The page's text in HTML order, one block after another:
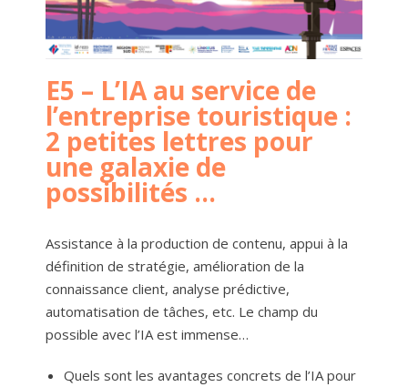
E5 – L’IA au service de
l’entreprise touristique :
2 petites lettres pour
une galaxie de
possibilités …
Assistance à la production de contenu, appui à la
définition de stratégie, amélioration de la
connaissance client, analyse prédictive,
automatisation de tâches, etc. Le champ du
possible avec l’IA est immense…
Quels sont les avantages concrets de l’IA pour